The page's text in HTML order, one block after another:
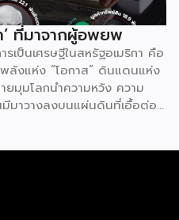
’ ที่มาจากผู้อพยพ
เป็นเศรษฐีในสหรัฐอเมริกา คือ
งแห่ง “โอกาส” ดินแดนแห่ง
ยมุมโลกนำความหวัง ความ
มาวางลงบนแผ่นดินที่เอื้อต่อ
กบ่มเพาะเป็นผลสำเร็จลบล้าง
ามิได้เกิดจากโชคช่วย แต่เกิด
รจบกับความมุ่งมั่นที่ไม่ยอมแพ้